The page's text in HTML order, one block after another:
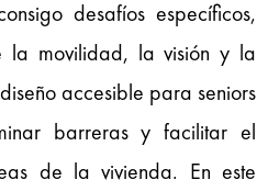
desafíos específicos,
la movilidad, la visión y la
accesible para seniors
barreras y facilitar el
de la vivienda. En este